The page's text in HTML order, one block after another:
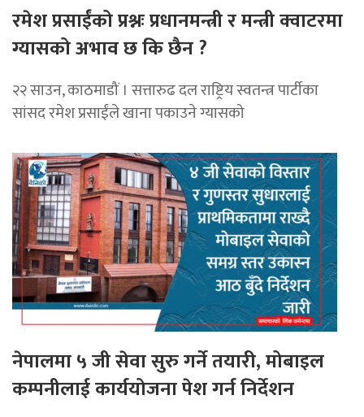
रमेश प्रसाईंको प्रश्नः प्रधानमन्त्री र मन्त्री क्वाटरमा
ग्यासको अभाव छ कि छैन ?
२२ साउन, काठमाडौं । सत्तारुढ दल राष्ट्रिय स्वतन्त्र पार्टीका
सांसद रमेश प्रसाईंले खाना पकाउने ग्यासको
नेपालमा ५ जी सेवा सुरु गर्ने तयारी, मोबाइल
कम्पनीलाई कार्ययोजना पेश गर्न निर्देशन